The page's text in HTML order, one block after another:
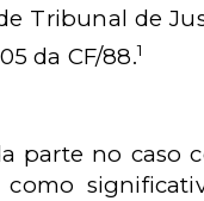
Tribunal de
da CF/88.1
parte no caso